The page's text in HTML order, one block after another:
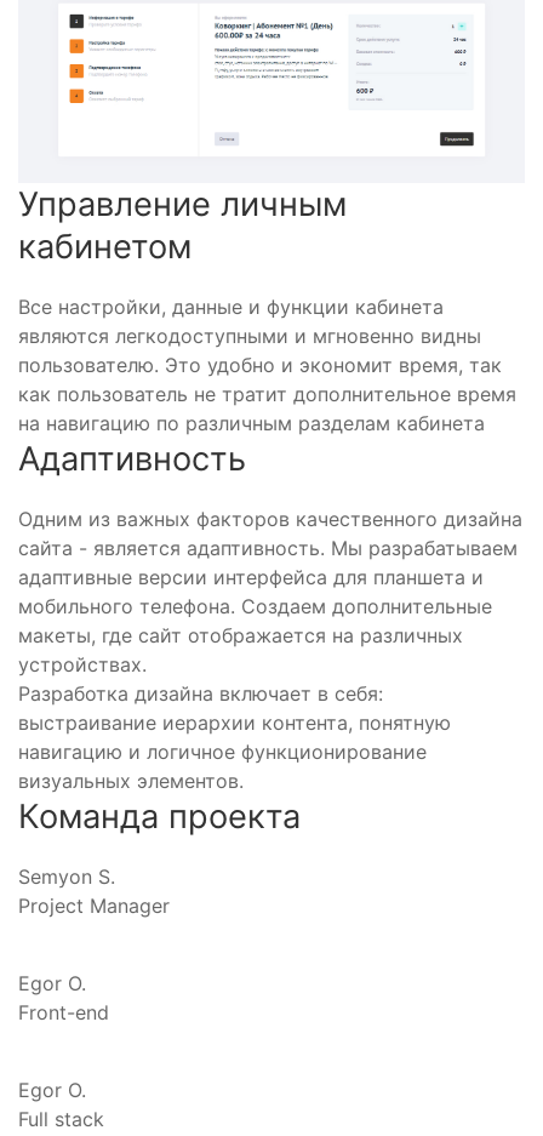
Управление личным
кабинетом
Все настройки, данные и функции кабинета
являются легкодоступными и мгновенно видны
пользователю. Это удобно и экономит время, так
как пользователь не тратит дополнительное время
на навигацию по различным разделам кабинета
Адаптивность
Одним из важных факторов качественного дизайна
сайта - является адаптивность. Мы разрабатываем
адаптивные версии интерфейса для планшета и
мобильного телефона. Создаем дополнительные
макеты, где сайт отображается на различных
устройствах.
Разработка дизайна включает в себя:
выстраивание иерархии контента, понятную
навигацию и логичное функционирование
визуальных элементов.
Команда проекта
Semyon S.
Project Manager
Egor O.
Front-end
Egor O.
Full stack